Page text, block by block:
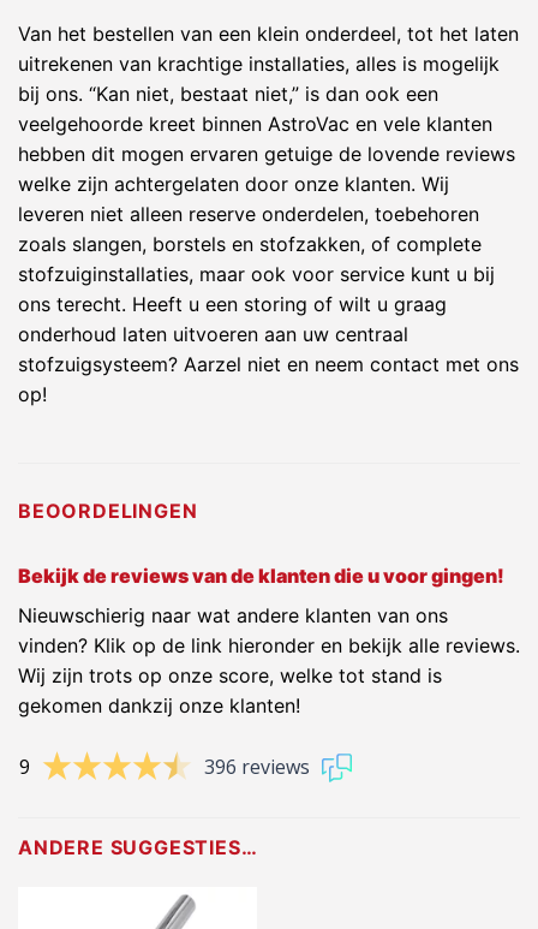
Van het bestellen van een klein onderdeel, tot het laten
uitrekenen van krachtige installaties, alles is mogelijk
bij ons. “Kan niet, bestaat niet,” is dan ook een
veelgehoorde kreet binnen AstroVac en vele klanten
hebben dit mogen ervaren getuige de lovende reviews
welke zijn achtergelaten door onze klanten. Wij
leveren niet alleen reserve onderdelen, toebehoren
zoals slangen, borstels en stofzakken, of complete
stofzuiginstallaties, maar ook voor service kunt u bij
ons terecht. Heeft u een storing of wilt u graag
onderhoud laten uitvoeren aan uw centraal
stofzuigsysteem? Aarzel niet en neem contact met ons
op!
BEOORDELINGEN
Bekijk de reviews van de klanten die u voor gingen!
Nieuwschierig naar wat andere klanten van ons
vinden? Klik op de link hieronder en bekijk alle reviews.
Wij zijn trots op onze score, welke tot stand is
gekomen dankzij onze klanten!
9 396 reviews
ANDERE SUGGESTIES…